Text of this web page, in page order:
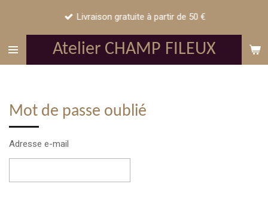
Atelier CHAMP FILEUX
Livraison gratuite à partir de 50 €
Mot de passe oublié
Adresse e-mail